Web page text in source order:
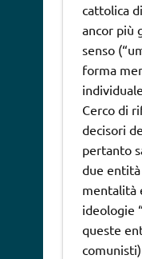
cattolica
ancor più
senso
forma
Cerco di
decisori
pertanto
due entità
mentalità
ideologie
queste